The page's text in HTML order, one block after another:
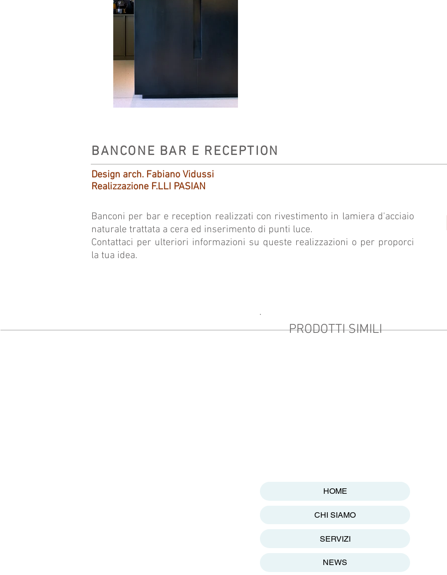
BANCONE BAR E RECEPTION
Design arch. Fabiano Vidussi
Realizzazione F.LLI PASIAN
Banconi per bar e reception realizzati con rivestimento in lamiera d'acciaio
naturale trattata a cera ed inserimento di punti luce.
Contattaci per ulteriori informazioni su queste realizzazioni o per proporci
la tua idea.
PRODOTTI SIMILI
HOME
CHI SIAMO
SERVIZI
NEWS